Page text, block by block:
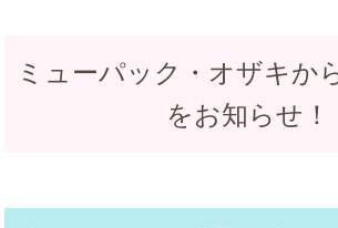
ミューパック・オザキか
をお知らせ！